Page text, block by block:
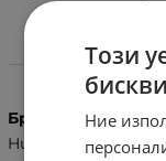
Бранд
Huawei
Този
Ние